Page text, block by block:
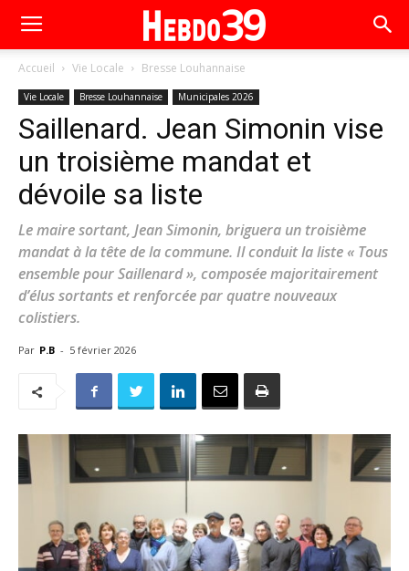
Accueil Vie Locale Bresse Louhannaise
Vie Locale Bresse Louhannaise Municipales 2026
Saillenard. Jean Simonin vise
un troisième mandat et
dévoile sa liste
Le maire sortant, Jean Simonin, briguera un troisième
mandat à la tête de la commune. Il conduit la liste « Tous
ensemble pour Saillenard », composée majoritairement
d’élus sortants et renforcée par quatre nouveaux
colistiers.
Par P.B - 5 février 2026